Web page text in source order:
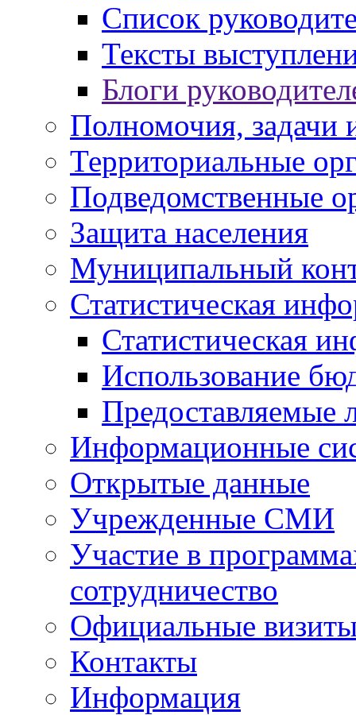
Список
Тексты
Блоги
Полномочия, задачи
Территориальные
Подведомственные
Защита населения
Муниципальный
Статистическая
Статистическая
Использование
Предоставляемые
Информационные
Открытые данные
Учрежденные СМИ
Участие в
сотрудничество
Официальные
Контакты
Информация